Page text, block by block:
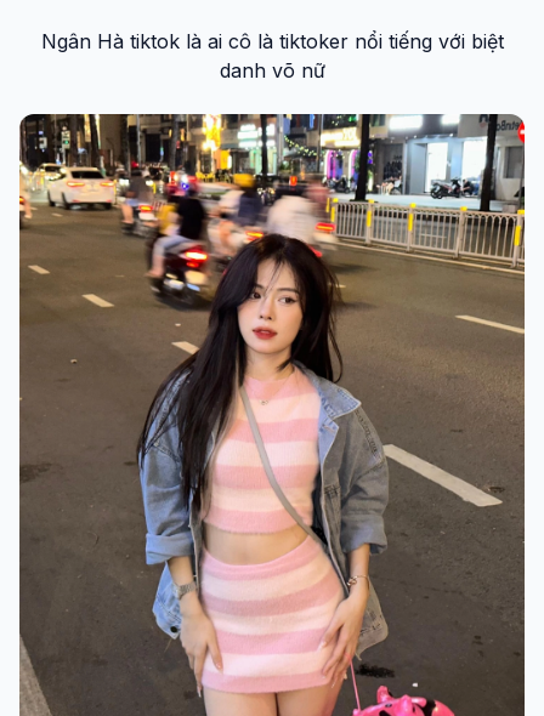
Ngân Hà tiktok là ai cô là tiktoker nổi tiếng với biệt
danh võ nữ